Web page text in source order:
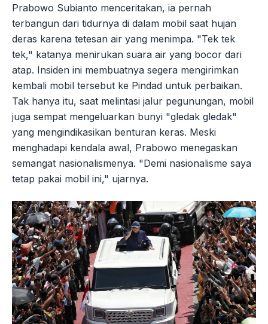
Prabowo Subianto menceritakan, ia pernah
terbangun dari tidurnya di dalam mobil saat hujan
deras karena tetesan air yang menimpa. "Tek tek
tek," katanya menirukan suara air yang bocor dari
atap. Insiden ini membuatnya segera mengirimkan
kembali mobil tersebut ke Pindad untuk perbaikan.
Tak hanya itu, saat melintasi jalur pegunungan, mobil
juga sempat mengeluarkan bunyi "gledak gledak"
yang mengindikasikan benturan keras. Meski
menghadapi kendala awal, Prabowo menegaskan
semangat nasionalismenya. "Demi nasionalisme saya
tetap pakai mobil ini," ujarnya.